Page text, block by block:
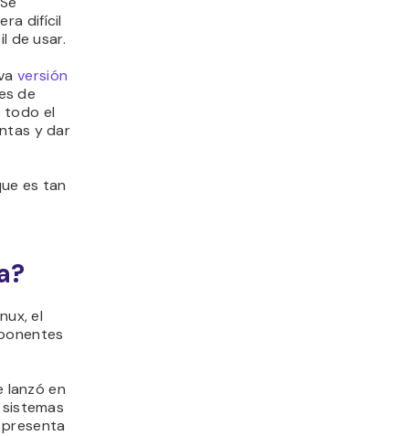
difícil
de usar.
versión
de
todo el
y dar
es tan
el
lanzó en